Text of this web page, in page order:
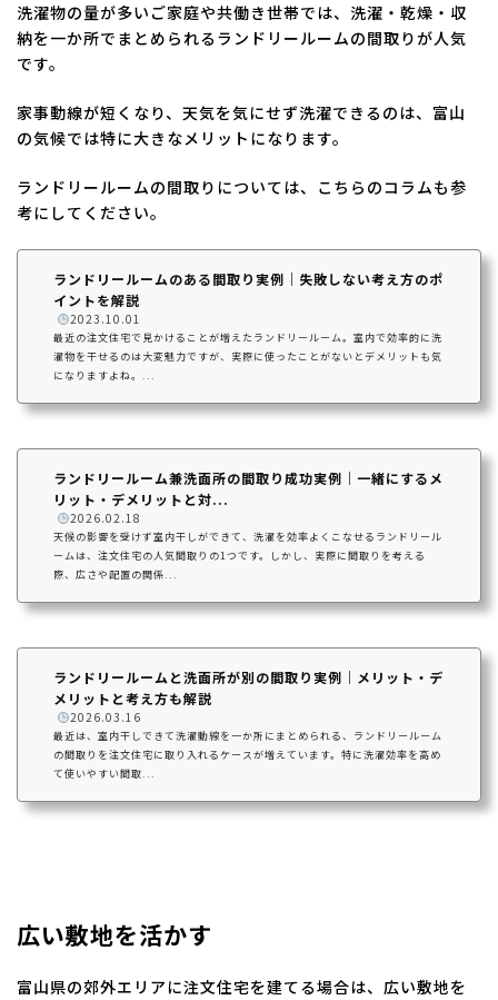
洗濯物の量が多いご家庭や共働き世帯では、洗濯・乾燥・収
納を一か所でまとめられるランドリールームの間取りが人気
です。
家事動線が短くなり、天気を気にせず洗濯できるのは、富山
の気候では特に大きなメリットになります。
ランドリールームの間取りについては、こちらのコラムも参
考にしてください。
ランドリールームのある間取り実例｜失敗しない考え方のポ
イントを解説
2023.10.01
最近の注文住宅で見かけることが増えたランドリールーム。室内で効率的に洗
濯物を干せるのは大変魅力ですが、実際に使ったことがないとデメリットも気
になりますよね。...
ランドリールーム兼洗面所の間取り成功実例｜一緒にするメ
リット・デメリットと対...
2026.02.18
天候の影響を受けず室内干しができて、洗濯を効率よくこなせるランドリール
ームは、注文住宅の人気間取りの1つです。しかし、実際に間取りを考える
際、広さや配置の関係...
ランドリールームと洗面所が別の間取り実例｜メリット・デ
メリットと考え方も解説
2026.03.16
最近は、室内干しできて洗濯動線を一か所にまとめられる、ランドリールーム
の間取りを注文住宅に取り入れるケースが増えています。特に洗濯効率を高め
て使いやすい間取...
広い敷地を活かす
富山県の郊外エリアに注文住宅を建てる場合は、広い敷地を